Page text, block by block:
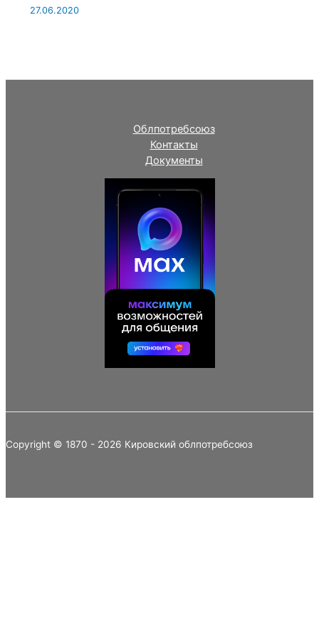
27.06.2020
Облпотребсоюз
Контакты
Документы
Copyright © 1870 - 2026 Кировский облпотребсоюз